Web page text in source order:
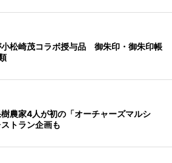
松崎茂コラボ授与品 御朱印・御朱印帳
農家4人が初の「オーチャーズマルシ
トラン企画も